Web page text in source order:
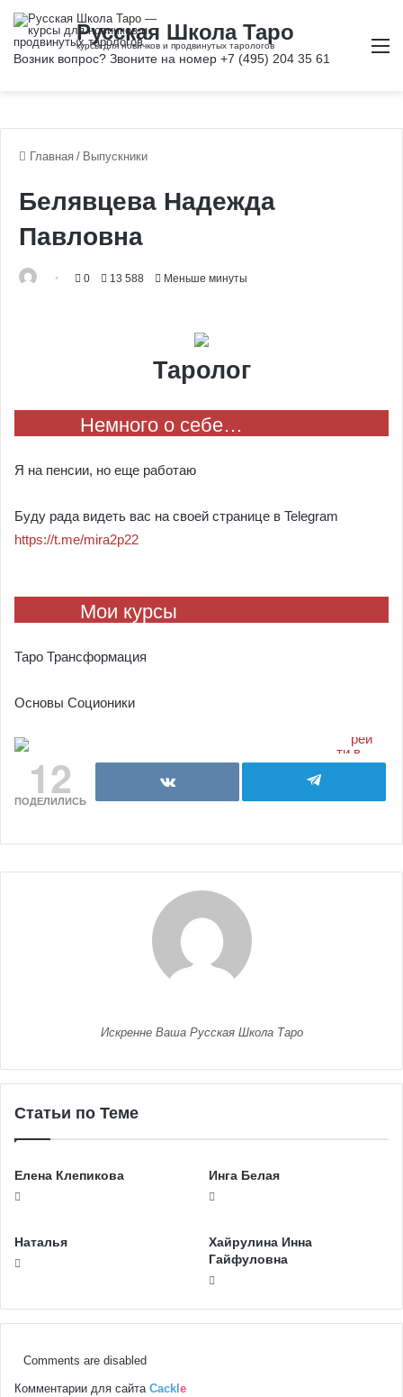
Главная / Выпускники
Белявцева Надежда
Павловна
0 13 588 Меньше минуты
Таролог
Немного о себе…
Я на пенсии, но еще работаю
Буду рада видеть вас на своей странице в Telegram
https://t.me/mira2p22
Мои курсы
Таро Трансформация
Основы Соционики
12
ПОДЕЛИЛИСЬ
Искренне Ваша Русская Школа Таро
Статьи по Теме
Елена Клепикова Инга Белая
Наталья
Хайрулина Инна
Гайфуловна
Comments are disabled
Комментарии для сайта Cackl e